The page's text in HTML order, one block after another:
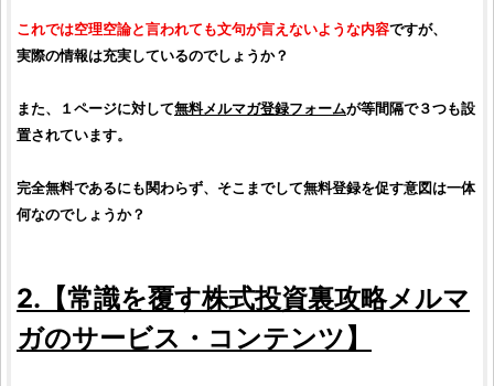
これでは空理空論と言われても文句が言えないような内容ですが、
実際の情報は充実しているのでしょうか？
また、１ページに対して無料メルマガ登録フォームが等間隔で３つも設
置されています。
完全無料であるにも関わらず、そこまでして無料登録を促す意図は一体
何なのでしょうか？
2.【常識を覆す株式投資裏攻略メルマ
ガのサービス・コンテンツ】